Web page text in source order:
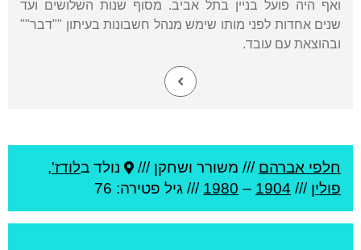
ואף היה פועל בניין בתל אביב. מסוף שנות השלושים ועד
שנים אחדות לפני מותו שימש מנהל חשבונות בעיתון ""דבר""
ובהוצאת עם עובד.
חלפי אברהם /// משורר ושחקן /// נולד בלודז',
פולין ///
1904
–
1980 /// גיל פטירה: 76